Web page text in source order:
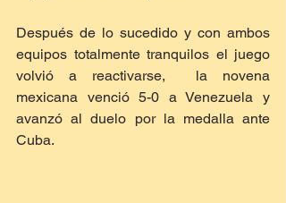
Después de lo sucedido y con ambos
equipos totalmente tranquilos el juego
volvió a reactivarse,  la novena
mexicana venció 5-0 a Venezuela y
avanzó al duelo por la medalla ante
Cuba.